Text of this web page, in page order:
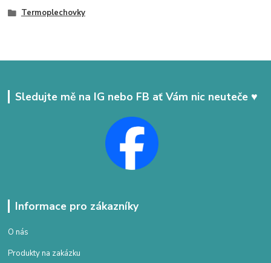
Termoplechovky
Sledujte mě na IG nebo FB ať Vám nic neuteče ♥
Informace pro zákazníky
O nás
Produkty na zakázku